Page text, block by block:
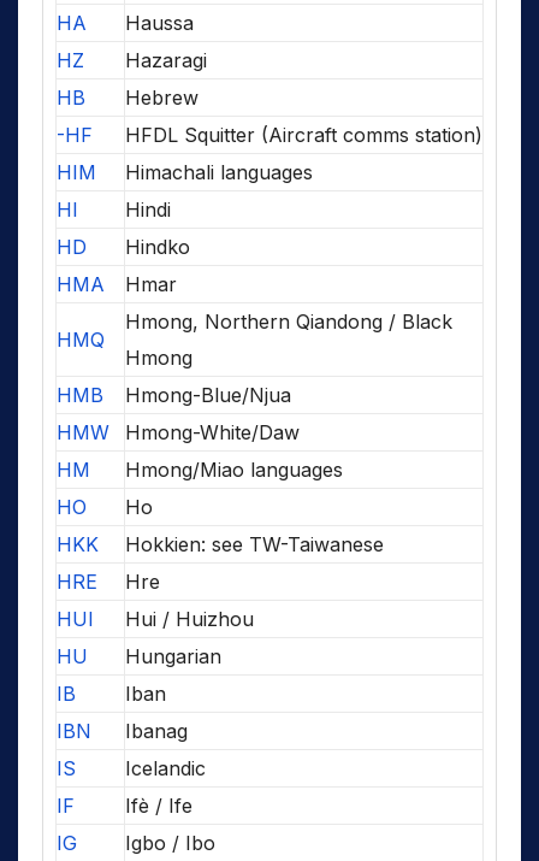
HA
Haussa
HZ
Hazaragi
HB
Hebrew
-HF
HFDL Squitter (Aircraft comms station)
HIM
Himachali languages
HI
Hindi
HD
Hindko
HMA
Hmar
HMQ
Hmong, Northern Qiandong / Black
Hmong
HMB
Hmong-Blue/Njua
HMW
Hmong-White/Daw
HM
Hmong/Miao languages
HO
Ho
HKK
Hokkien: see TW-Taiwanese
HRE
Hre
HUI
Hui / Huizhou
HU
Hungarian
IB
Iban
IBN
Ibanag
IS
Icelandic
IF
Ifè / Ife
IG
Igbo / Ibo